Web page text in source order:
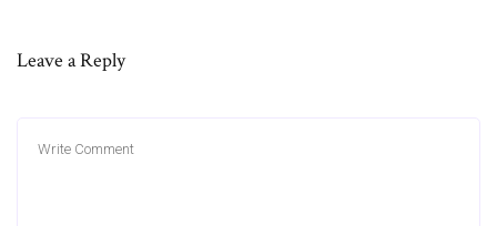
Leave a Reply